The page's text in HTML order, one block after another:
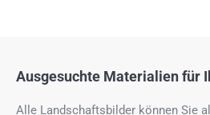
Ausgesuchte Materialien für
Alle Landschaftsbilder können Sie